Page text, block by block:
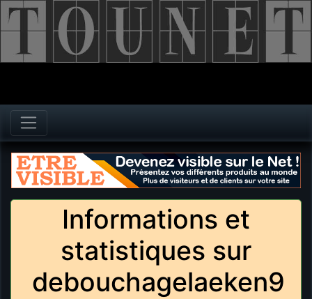
Informations et
statistiques sur
debouchagelaeken9